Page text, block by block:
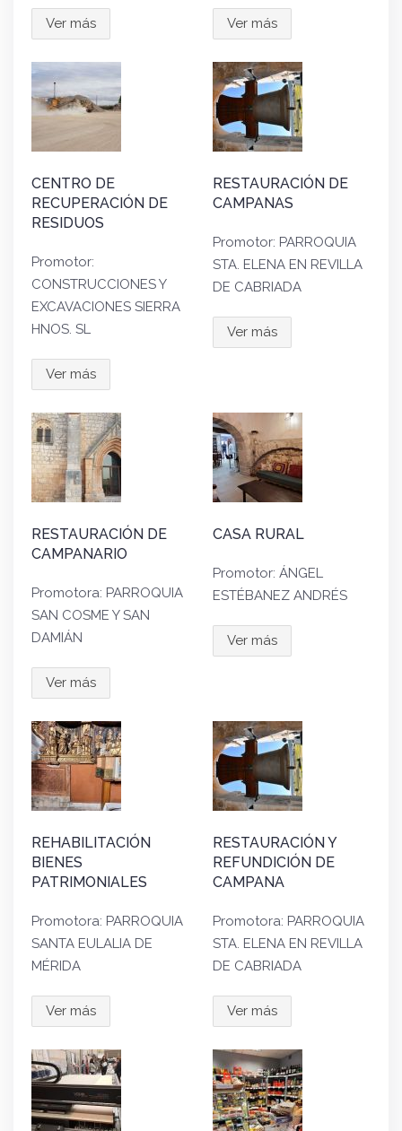
Ver más Ver más
CENTRO DE
RECUPERACIÓN DE
RESIDUOS
Promotor:
CONSTRUCCIONES Y
EXCAVACIONES SIERRA
HNOS. SL
Ver más
RESTAURACIÓN DE
CAMPANAS
Promotor: PARROQUIA
STA. ELENA EN REVILLA
DE CABRIADA
Ver más
RESTAURACIÓN DE
CAMPANARIO
Promotora: PARROQUIA
SAN COSME Y SAN
DAMIÁN
Ver más
CASA RURAL
Promotor: ÁNGEL
ESTÉBANEZ ANDRÉS
Ver más
REHABILITACIÓN
BIENES
PATRIMONIALES
Promotora: PARROQUIA
SANTA EULALIA DE
MÉRIDA
Ver más
RESTAURACIÓN Y
REFUNDICIÓN DE
CAMPANA
Promotora: PARROQUIA
STA. ELENA EN REVILLA
DE CABRIADA
Ver más